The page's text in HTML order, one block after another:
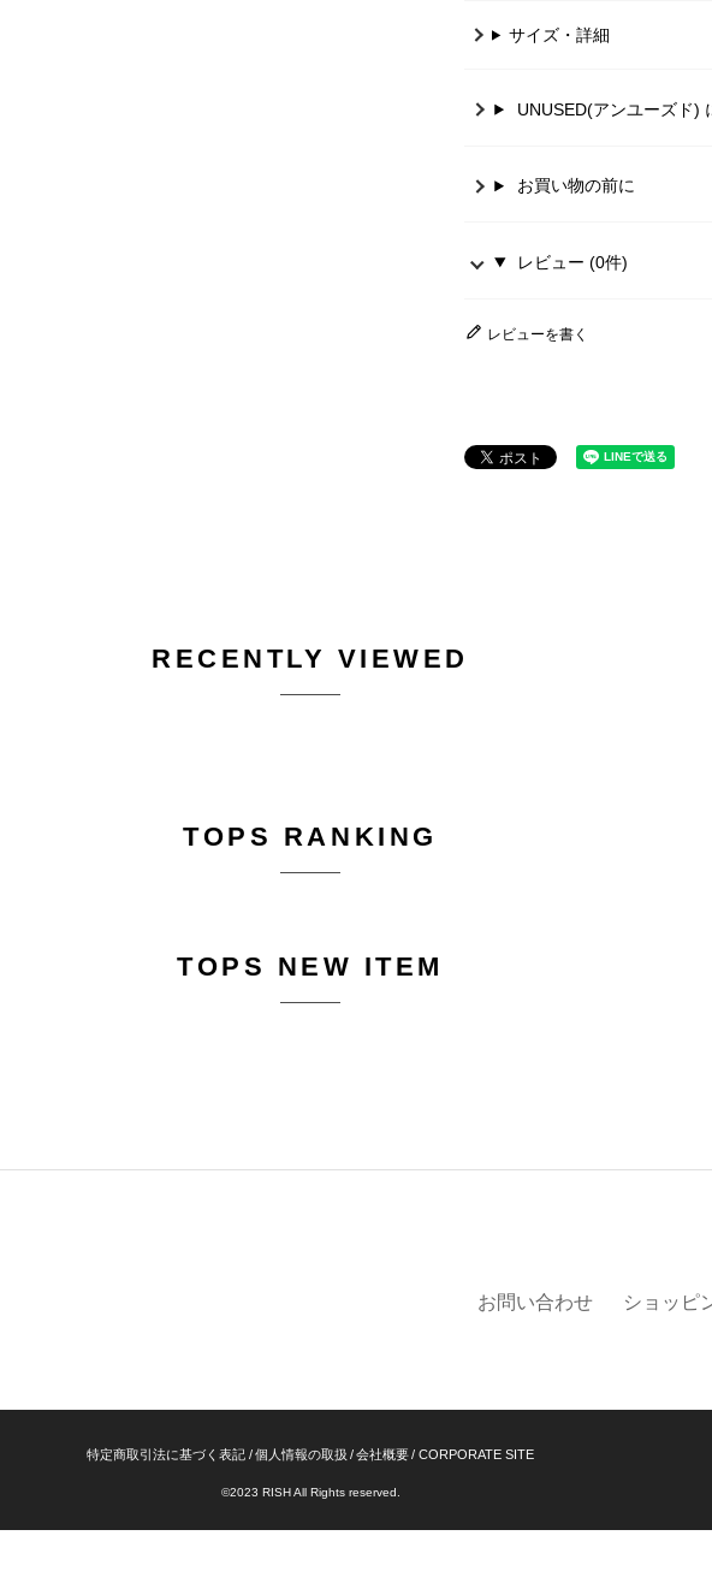
サイズ・詳細
UNUSED(アンユーズド)
お買い物の前に
レビュー (0件)
レビューを書く
RECENTLY VIEWED
TOPS RANKING
TOPS NEW ITEM
お問い合わせ ショッピ
特定商取引法に基づく表記 個人情報の取扱 会社概要 CORPORATE SITE
©2023 RISH All Rights reserved.